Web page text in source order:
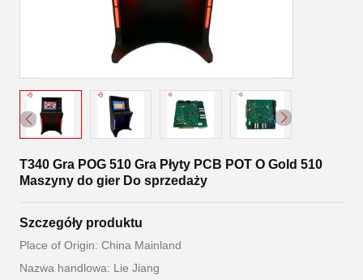
T340 Gra POG 510 Gra Płyty PCB POT O Gold 510
Maszyny do gier Do sprzedaży
Szczegóły produktu
Place of Origin: China Mainland
Nazwa handlowa: Lie Jiang